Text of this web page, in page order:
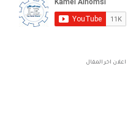
اعلان اخر المقال